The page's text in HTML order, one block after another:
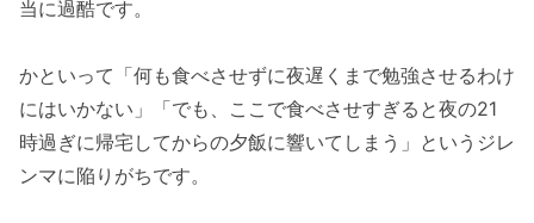
当に過酷です。
かといって「何も食べさせずに夜遅くまで勉強させるわけ
にはいかない」「でも、ここで食べさせすぎると夜の21
時過ぎに帰宅してからの夕飯に響いてしまう」というジレ
ンマに陥りがちです。